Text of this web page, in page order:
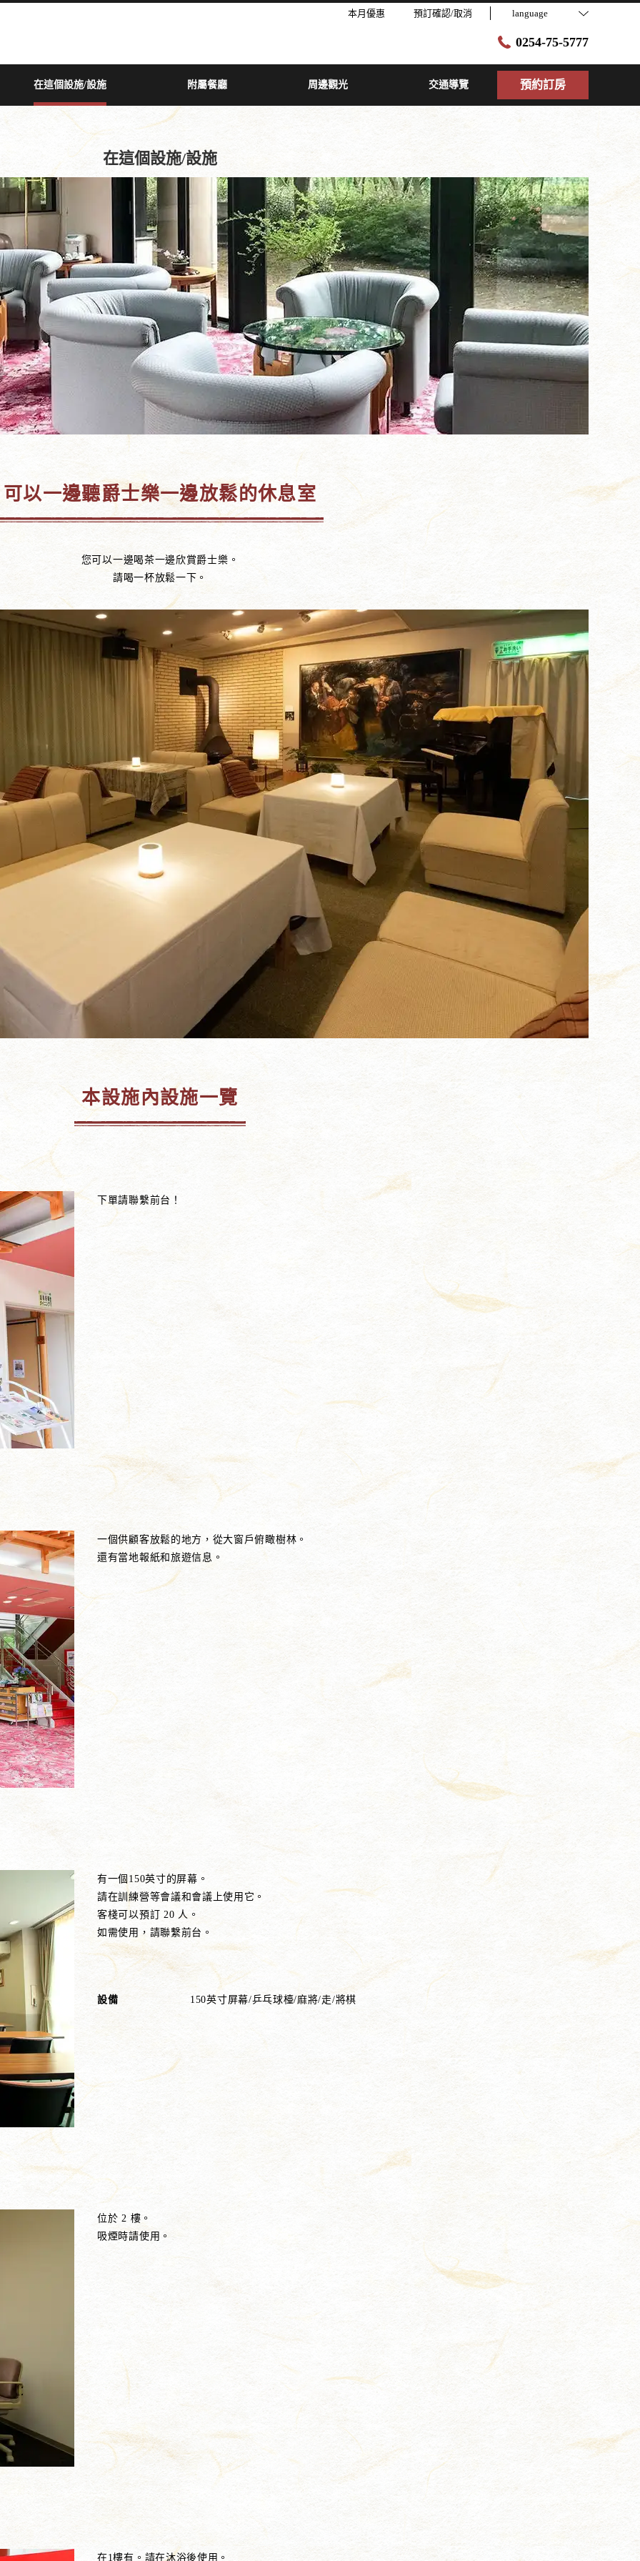
本月優惠 預訂確認/取消 language
0254-75-5777
在這個設施/設施 附屬餐廳 周邊觀光 交通導覽 預約訂房
在這個設施/設施
可以一邊聽爵士樂一邊放鬆的休息室
您可以一邊喝茶一邊欣賞爵士樂。
請喝一杯放鬆一下。
本設施內設施一覽
下單請聯繫前台！
一個供顧客放鬆的地方，從大窗戶俯瞰樹林。
還有當地報紙和旅遊信息。
有一個150英寸的屏幕。
請在訓練營等會議和會議上使用它。
客棧可以預訂 20 人。
如需使用，請聯繫前台。
設備 150英寸屏幕/乒乓球檯/麻將/走/將棋
位於 2 樓。
吸煙時請使用。
在1樓有。請在沐浴後使用。